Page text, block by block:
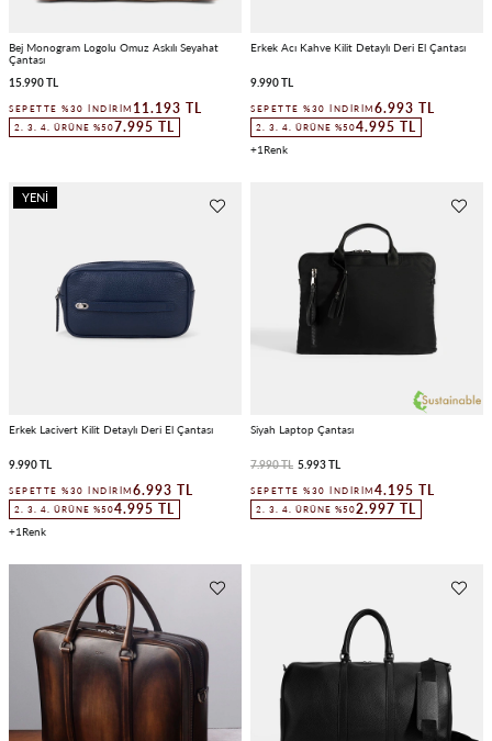
Bej Monogram Logolu Omuz Askılı Seyahat
Çantası
15.990 TL
SEPETTE %30 İNDIRIM 11.193 TL
2. 3. 4. ÜRÜNE %507.995 TL
Erkek Acı Kahve Kilit Detaylı Deri El Çantası
9.990 TL
SEPETTE %30 İNDIRIM 6.993 TL
2. 3. 4. ÜRÜNE %504.995 TL
1
Erkek Lacivert Kilit Detaylı Deri El Çantası
9.990 TL
SEPETTE %30 İNDIRIM 6.993 TL
2. 3. 4. ÜRÜNE %504.995 TL
YENI
1
Siyah Laptop Çantası
5.993 TL
7.990 TL
SEPETTE %30 İNDIRIM 4.195 TL
2. 3. 4. ÜRÜNE %502.997 TL